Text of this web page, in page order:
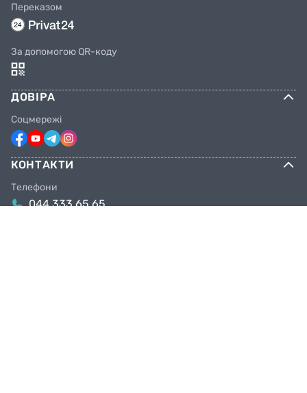
Переказом
За допомогою QR-коду
ДОВІРА
Соцмережі
КОНТАКТИ
Телефони
044 333 65 65